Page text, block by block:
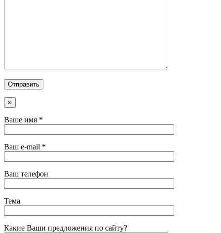
×
Ваше имя *
Ваш e-mail *
Ваш телефон
Тема
Какие Ваши предложения по сайту?